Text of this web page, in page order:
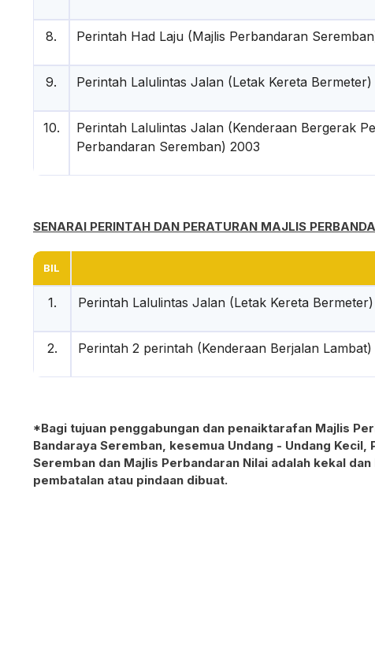
8. Perintah Had Laju (Majlis Perbandaran
9. Perintah Lalulintas Jalan (Letak Kereta
10.
Perintah Lalulintas Jalan (Kenderaan Bergerak
Perbandaran Seremban) 2003
SENARAI PERINTAH DAN PERATURAN MAJLIS
BIL
1. Perintah Lalulintas Jalan (Letak Kereta
2. Perintah 2 perintah (Kenderaan Berjalan
*Bagi tujuan penggabungan dan penaiktarafan Majlis
Bandaraya Seremban, kesemua Undang - Undang
Seremban dan Majlis Perbandaran Nilai adalah kekal
pembatalan atau pindaan dibuat.